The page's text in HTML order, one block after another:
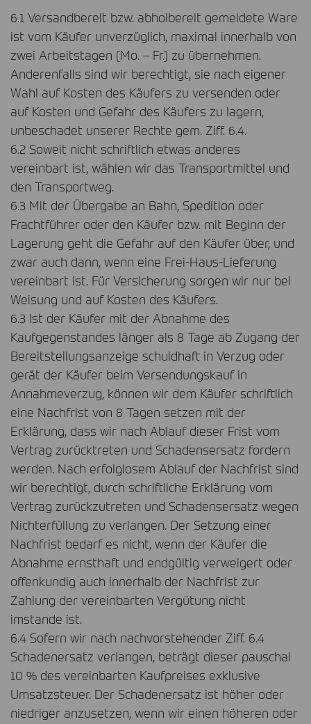
6.1 Versandbereit bzw. abholbereit gemeldete Ware
ist vom Käufer unverzüglich, maximal innerhalb von
zwei Arbeitstagen (Mo. – Fr.) zu übernehmen.
Anderenfalls sind wir berechtigt, sie nach eigener
Wahl auf Kosten des Käufers zu versenden oder
auf Kosten und Gefahr des Käufers zu lagern,
unbeschadet unserer Rechte gem. Ziff. 6.4.
6.2 Soweit nicht schriftlich etwas anderes
vereinbart ist, wählen wir das Transportmittel und
den Transportweg.
6.3 Mit der Übergabe an Bahn, Spedition oder
Frachtführer oder den Käufer bzw. mit Beginn der
Lagerung geht die Gefahr auf den Käufer über, und
zwar auch dann, wenn eine Frei-Haus-Lieferung
vereinbart ist. Für Versicherung sorgen wir nur bei
Weisung und auf Kosten des Käufers.
6.3 Ist der Käufer mit der Abnahme des
Kaufgegenstandes länger als 8 Tage ab Zugang der
Bereitstellungsanzeige schuldhaft in Verzug oder
gerät der Käufer beim Versendungskauf in
Annahmeverzug, können wir dem Käufer schriftlich
eine Nachfrist von 8 Tagen setzen mit der
Erklärung, dass wir nach Ablauf dieser Frist vom
Vertrag zurücktreten und Schadensersatz fordern
werden. Nach erfolglosem Ablauf der Nachfrist sind
wir berechtigt, durch schriftliche Erklärung vom
Vertrag zurückzutreten und Schadensersatz wegen
Nichterfüllung zu verlangen. Der Setzung einer
Nachfrist bedarf es nicht, wenn der Käufer die
Abnahme ernsthaft und endgültig verweigert oder
offenkundig auch innerhalb der Nachfrist zur
Zahlung der vereinbarten Vergütung nicht
imstande ist.
6.4 Sofern wir nach nachvorstehender Ziff. 6.4
Schadenersatz verlangen, beträgt dieser pauschal
10 % des vereinbarten Kaufpreises exklusive
Umsatzsteuer. Der Schadenersatz ist höher oder
niedriger anzusetzen, wenn wir einen höheren oder